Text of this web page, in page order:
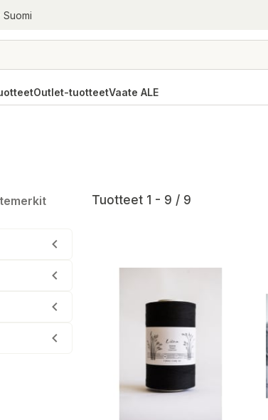
Suomi
Outlet-tuotteetVaate ALE
Tuotteet 1 - 9 / 9